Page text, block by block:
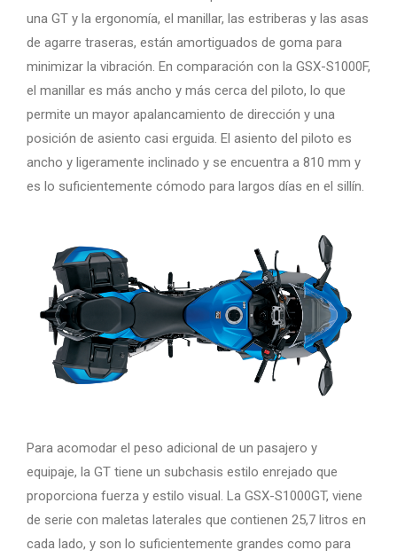
una GT y la ergonomía, el manillar, las estriberas y las asas
de agarre traseras, están amortiguados de goma para
minimizar la vibración. En comparación con la GSX-S1000F,
el manillar es más ancho y más cerca del piloto, lo que
permite un mayor apalancamiento de dirección y una
posición de asiento casi erguida. El asiento del piloto es
ancho y ligeramente inclinado y se encuentra a 810 mm y
es lo suficientemente cómodo para largos días en el sillín.
Para acomodar el peso adicional de un pasajero y
equipaje, la GT tiene un subchasis estilo enrejado que
proporciona fuerza y estilo visual. La GSX-S1000GT, viene
de serie con maletas laterales que contienen 25,7 litros en
cada lado, y son lo suficientemente grandes como para